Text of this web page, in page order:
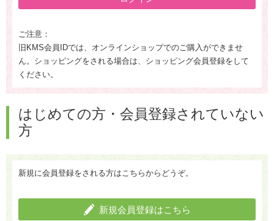
ご注意：
旧KMS会員IDでは、オンラインショップでのご購入ができませ
ん。ショッピングをされる場合は、ショッピング会員登録をして
ください。
はじめての方・会員登録されていない
方
新規に会員登録をされる方はこちらからどうぞ。
新規会員登録はこちら